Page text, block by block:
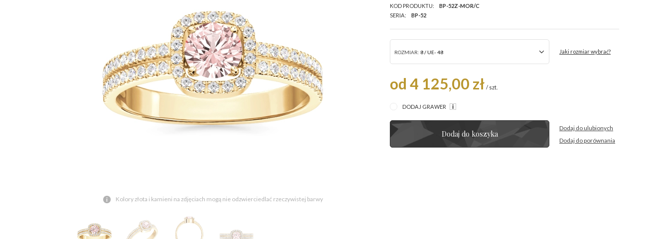
Kolory złota i kamieni na zdjęciach mogą nie odzwierciedlać rzeczywistej barwy
KOD PRODUKTU:
BP-52Z-MOR/C
SERIA:
BP-52
ROZMIAR: 8 / UE- 48 Jaki rozmiar wybrać?
od 4 125,00 zł / szt.
DODAJ GRAWER
Dodaj do koszyka
Dodaj do ulubionych
Dodaj do porównania